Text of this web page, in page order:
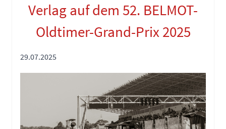
Verlag auf dem 52. BELMOT-
Oldtimer-Grand-Prix 2025
29.07.2025